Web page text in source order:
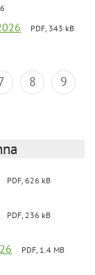
PDF, 343 kB
8
9
PDF, 626 kB
PDF, 236 kB
PDF, 1.4 MB